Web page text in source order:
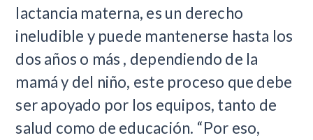
lactancia materna, es un derecho
ineludible y puede mantenerse hasta los
dos años o más , dependiendo de la
mamá y del niño, este proceso que debe
ser apoyado por los equipos, tanto de
salud como de educación. “Por eso,